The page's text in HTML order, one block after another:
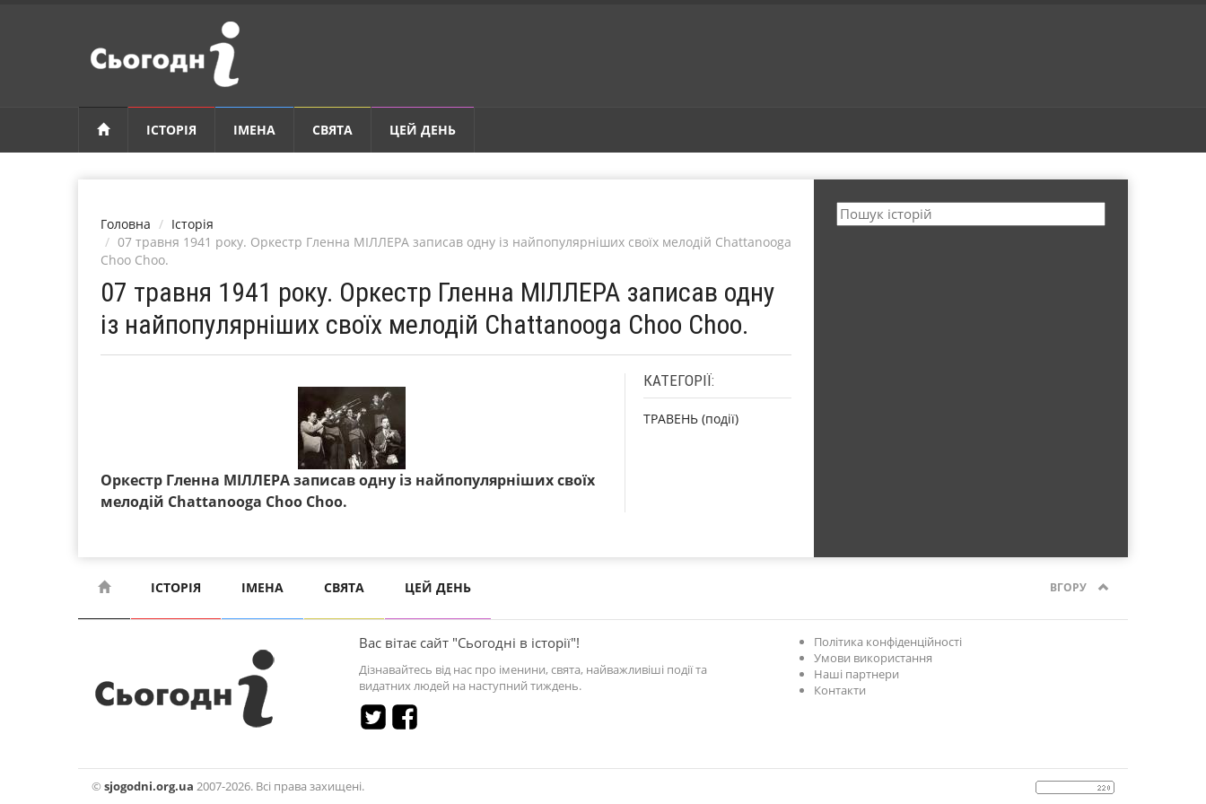
ІСТОРІЯ ІМЕНА СВЯТА ЦЕЙ ДЕНЬ
Головна
Історія
07 травня 1941 року. Оркестр Гленна МІЛЛЕРА записав одну із найпопулярніших своїх мелодій Chattanooga
Choo Choo.
07 травня 1941 року. Оркестр Гленна МІЛЛЕРА записав одну
із найпопулярніших своїх мелодій Chattanooga Choo Choo.
Оркестр Гленна МІЛЛЕРА записав одну із найпопулярніших своїх
мелодій Chattanooga Choo Choo.
КАТЕГОРІЇ:
ТРАВЕНЬ (події)
ІСТОРІЯ ІМЕНА СВЯТА ЦЕЙ ДЕНЬ ВГОРУ
Вас вітає сайт "Сьогодні в історії"!
Дізнавайтесь від нас про іменини, свята, найважливіші події та
видатних людей на наступний тиждень.
Політика конфіденційності
Умови використання
Наші партнери
Контакти
© sjogodni.org.ua 2007-2026. Всі права захищені.